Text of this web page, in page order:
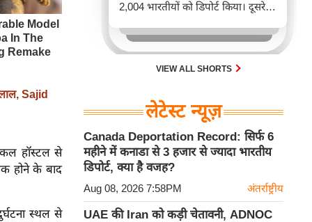
Sajid
हॉस्टल से
होने के बाद
स्थल से
2,004 भारतीयों को डिपोर्ट किया। दूसरे
पूरे साल की तुलना में 2026 की पहली
छमाही में ज़्यादा भारतीयों को वापस भेजा
VIEW ALL SHORTS
लेटेस्ट न्यूज़
Canada Deportation Record: सिर्फ 6
महीने में कनाडा से 3 हजार से ज्यादा भारतीय
डिपोर्ट, क्या है वजह?
Aug 08, 2026 7:58PM अंतर्राष्ट्रीय
UAE की Iran को कड़ी चेतावनी, ADNOC